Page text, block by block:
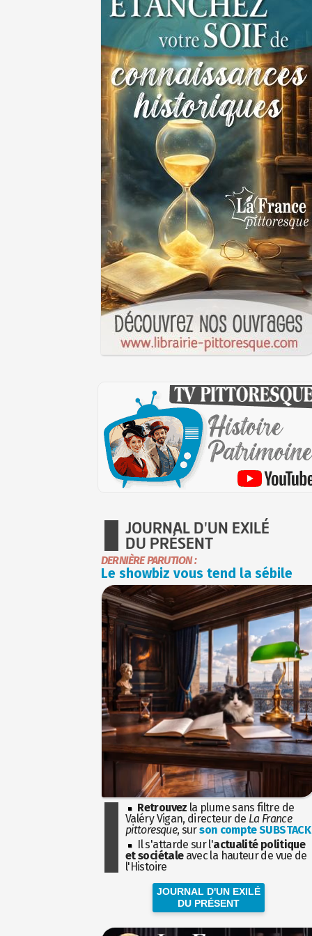
JOURNAL D'UN EXILÉ
DU PRÉSENT
DERNIÈRE PARUTION :
Le showbiz vous tend la sébile
Retrouvez la plume sans filtre de
Valéry Vigan, directeur de La France
pittoresque, surson compte SUBSTACK
Il s'attarde sur l'actualité politique
et sociétaleavec la hauteur de vue de
l'Histoire
JOURNAL D'UN EXILÉ
DU PRÉSENT